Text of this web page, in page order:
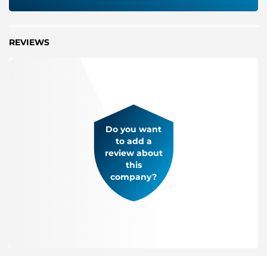
REVIEWS
Do you want
to add a
review about
this
company?